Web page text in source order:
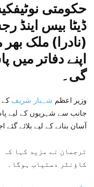
حکومتی
ڈیٹا بیس اینڈ
اپنے دفاتر میں
گی۔
وزیر اعظم شہباز شریف کے
جانب سے شہریوں کے لیے
آسان بنانے کے لیے بلائے گئے
ترجمان نے مزید کہا
کاؤنٹر دستیاب ہوگا۔